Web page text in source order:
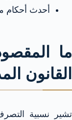
أحدث أحكام
ما
القانون
تشير نسبية